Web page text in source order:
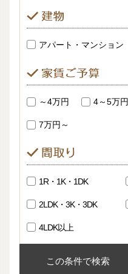
アパート・マンション
～4万円 4～5万円
7万円～
1R・1K・1DK
2LDK・3K・3DK
4LDK以上